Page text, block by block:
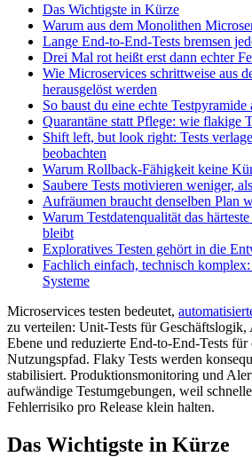
Das Wichtigste in Kürze
Warum aus dem Monolithen
Lange End-to-End-Tests bremsen
Drei Mal rot heißt erst dann echter
Wie Microservices schrittweise aus
herausgelöst werden
So baust du eine echte Testpyramide
Quarantäne statt Pflege: wie flakige
Shift left, but look right: Tests
beobachten
Warum Rollback-Fähigkeit keine
Saubere Tests motivieren weniger,
Aufräumen braucht denselben Plan
Warum Testdatenqualität das
bleibt
Exploratives Testen gehört in die
Fachlich einfach, technisch
Systeme
Microservices testen bedeutet,
zu verteilen: Unit-Tests für Geschäftslogik,
Ebene und reduzierte End-to-End-Tests
Nutzungspfad. Flaky Tests werden
stabilisiert. Produktionsmonitoring und
aufwändige Testumgebungen, weil
Fehlerrisiko pro Release klein halten.
Das Wichtigste in Kürze